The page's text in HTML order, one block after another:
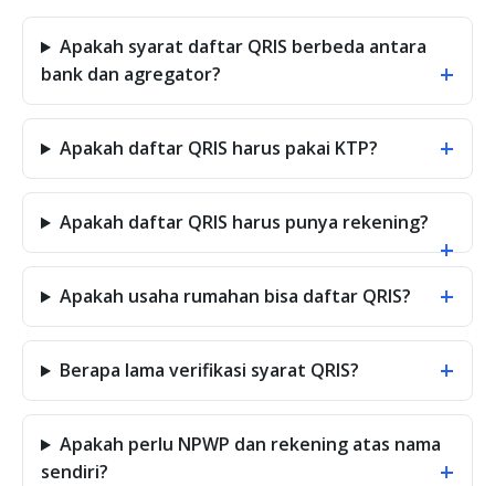
Apakah syarat daftar QRIS berbeda antara
bank dan agregator?
+
Apakah daftar QRIS harus pakai KTP? +
Apakah daftar QRIS harus punya rekening?
+
Apakah usaha rumahan bisa daftar QRIS? +
Berapa lama verifikasi syarat QRIS? +
Apakah perlu NPWP dan rekening atas nama
sendiri?
+